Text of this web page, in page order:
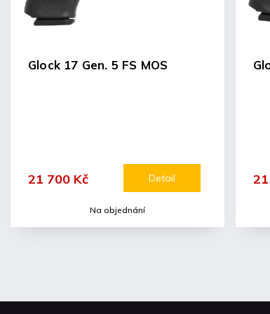
Glock 17 Gen. 5 FS MOS
Na objednání
21 700 Kč Detail